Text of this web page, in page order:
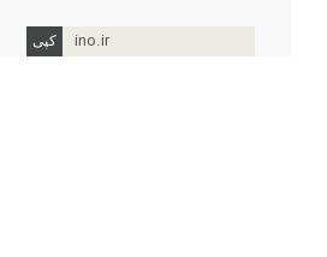
ino.ir